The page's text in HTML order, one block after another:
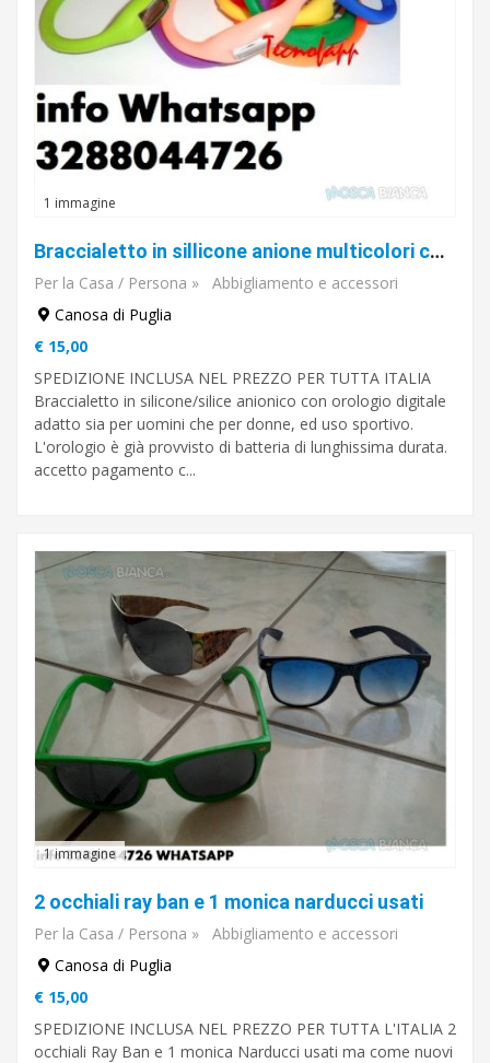
Cerca
Barletta
Canosa
di
Puglia
1 immagine
Braccialetto in sillicone anione multicolori con orologio
Per la Casa / Persona »
Abbigliamento e accessori
Canosa di Puglia
€ 15,00
SPEDIZIONE INCLUSA NEL PREZZO PER TUTTA ITALIA
Braccialetto in silicone/silice anionico con orologio digitale
adatto sia per uomini che per donne, ed uso sportivo.
L'orologio è già provvisto di batteria di lunghissima durata.
accetto pagamento c...
1 immagine
2 occhiali ray ban e 1 monica narducci usati
Per la Casa / Persona »
Abbigliamento e accessori
Canosa di Puglia
€ 15,00
SPEDIZIONE INCLUSA NEL PREZZO PER TUTTA L'ITALIA 2
occhiali Ray Ban e 1 monica Narducci usati ma come nuovi